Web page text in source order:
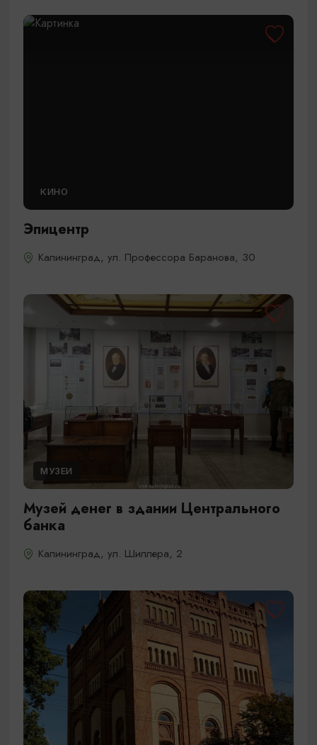
КИНО
Эпицентр
Калининград, ул. Профессора Баранова, 30
МУЗЕИ
Музей денег в здании Центрального
банка
Калининград, ул. Шиллера, 2